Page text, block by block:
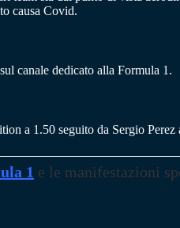
causa Covid.
canale dedicato alla Formula 1.
a 1.50 seguito da Sergio
1 e le manifestazioni